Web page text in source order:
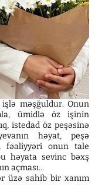
işlə məşğuldur. Onun
ümidlə öz işinin
istedad öz peşəsinə
həyat, peşə
fəaliyyəri onun tale
həyata sevinc bəxş
açması...
üzə sahib bir xanım